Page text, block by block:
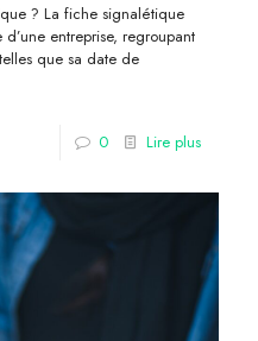
? La fiche signalétique
entreprise, regroupant
que sa date de
0 Lire plus